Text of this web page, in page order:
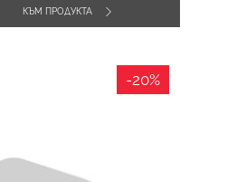
КЪМ ПРОДУКТА
-20%